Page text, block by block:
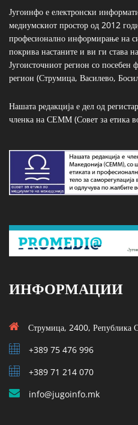
Југоинфо е електронски
медиумскиот простор од 2012
професионално информирање на
покрива настаните и ви ги става
Југоисточниот регион со посебен
регион (Струмица, Василево,
Нашата редакција е дел од
членка на СЕММ (Совет за етика
ИНФОРМАЦИИ
Струмица, 2400, Република
+389 75 476 996
+389 71 214 070
info@jugoinfo.mk